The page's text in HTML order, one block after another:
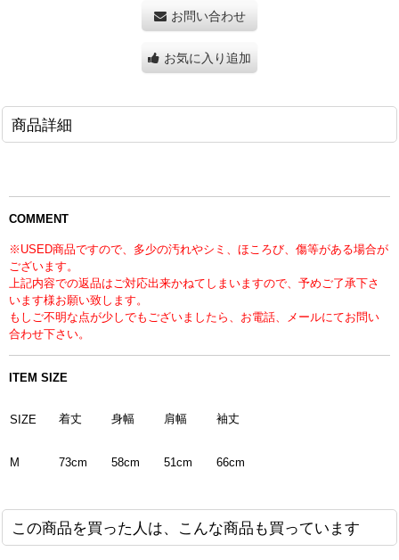
お問い合わせ
お気に入り追加
商品詳細
COMMENT
※USED商品ですので、多少の汚れやシミ、ほころび、傷等がある場合が
ございます。
上記内容での返品はご対応出来かねてしまいますので、予めご了承下さ
います様お願い致します。
もしご不明な点が少しでもございましたら、お電話、メールにてお問い
合わせ下さい。
ITEM SIZE
SIZE 着丈 身幅 肩幅 袖丈
M 73cm 58cm 51cm 66cm
この商品を買った人は、こんな商品も買っています